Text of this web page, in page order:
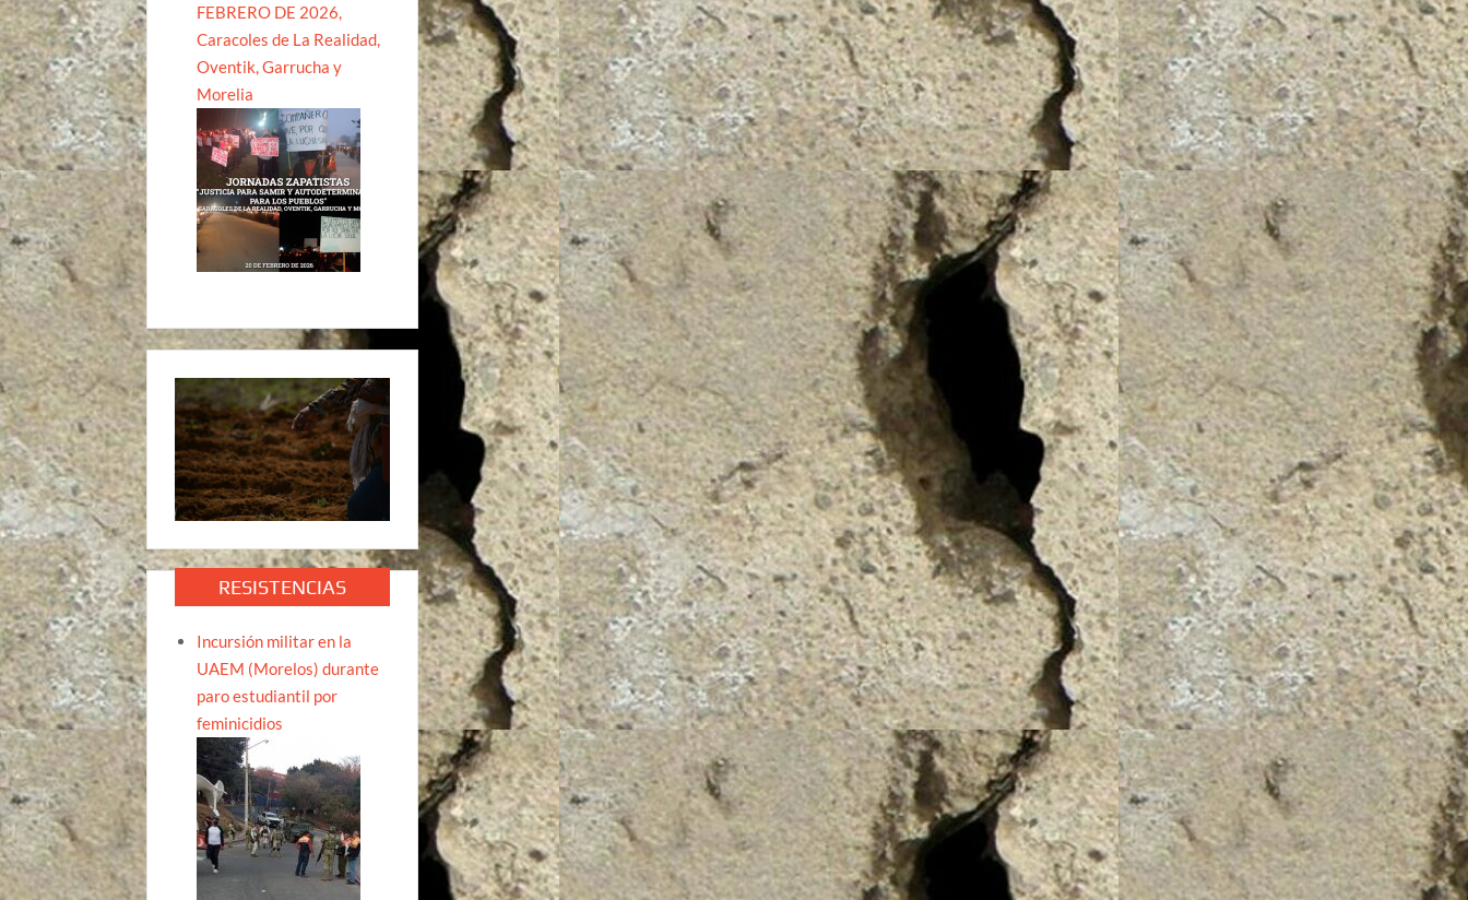
FEBRERO DE 2026,
Caracoles de La Realidad,
Oventik, Garrucha y
Morelia
RESISTENCIAS
Incursión militar en la
UAEM (Morelos) durante
paro estudiantil por
feminicidios